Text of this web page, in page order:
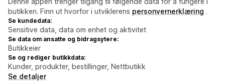
butikken. Finn ut hvorfor i utviklerens personvernerklæring .
Se kundedata:
Sensitive data, data om enhet og aktivitet
Se data om ansatte og bidragsytere:
Butikkeier
Se og rediger butikkdata:
Kunder, produkter, bestillinger, Nettbutikk
Se detaljer